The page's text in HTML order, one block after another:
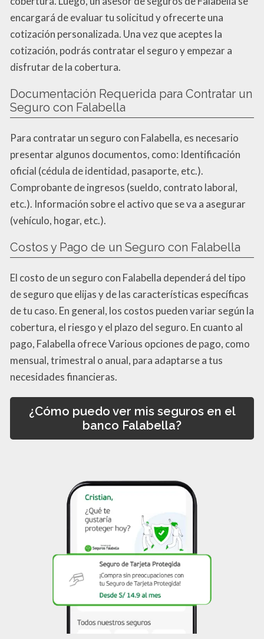
encargará de evaluar tu solicitud y ofrecerte una
cotización personalizada. Una vez que aceptes la
cotización, podrás contratar el seguro y empezar a
disfrutar de la cobertura.
Documentación Requerida para Contratar un
Seguro con Falabella
Para contratar un seguro con Falabella, es necesario
presentar algunos documentos, como: Identificación
oficial (cédula de identidad, pasaporte, etc.).
Comprobante de ingresos (sueldo, contrato laboral,
etc.). Información sobre el activo que se va a asegurar
(vehículo, hogar, etc.).
Costos y Pago de un Seguro con Falabella
El costo de un seguro con Falabella dependerá del tipo
de seguro que elijas y de las características específicas
de tu caso. En general, los costos pueden variar según la
cobertura, el riesgo y el plazo del seguro. En cuanto al
pago, Falabella ofrece Various opciones de pago, como
mensual, trimestral o anual, para adaptarse a tus
necesidades financieras.
¿Cómo puedo ver mis seguros en el
banco Falabella?